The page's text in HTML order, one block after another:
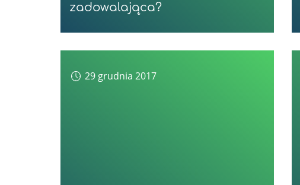
zadowalająca?
29 grudnia 2017